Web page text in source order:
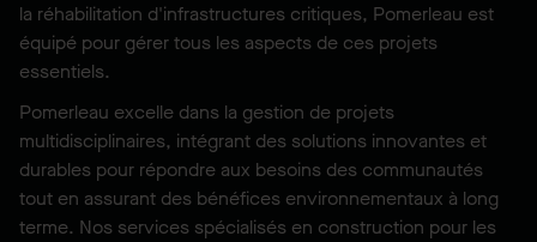
la réhabilitation d'infrastructures critiques, Pomerleau est
équipé pour gérer tous les aspects de ces projets
essentiels.
Pomerleau excelle dans la gestion de projets
multidisciplinaires, intégrant des solutions innovantes et
durables pour répondre aux besoins des communautés
tout en assurant des bénéfices environnementaux à long
terme. Nos services spécialisés en construction pour les